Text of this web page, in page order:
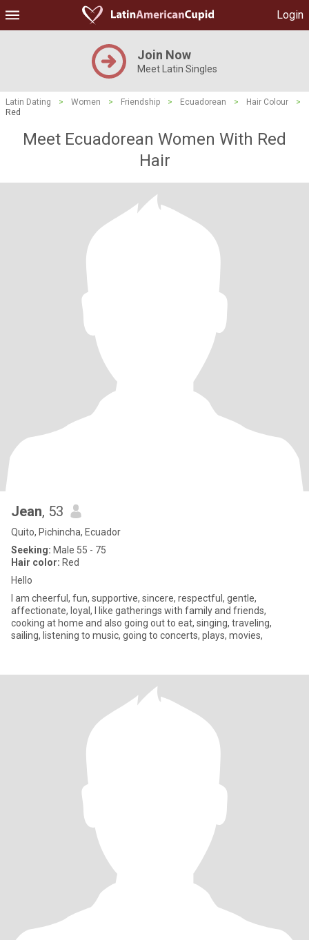
Login
Join Now
Meet Latin Singles
Latin Dating > Women > Friendship > Ecuadorean > Hair Colour
>
Red
Meet Ecuadorean Women With Red
Hair
Jean, 53
Quito, Pichincha, Ecuador
Seeking: Male 55 - 75
Hair color: Red
Hello
I am cheerful, fun, supportive, sincere, respectful, gentle,
affectionate, loyal, I like gatherings with family and friends,
cooking at home and also going out to eat, singing, traveling,
sailing, listening to music, going to concerts, plays, movies,